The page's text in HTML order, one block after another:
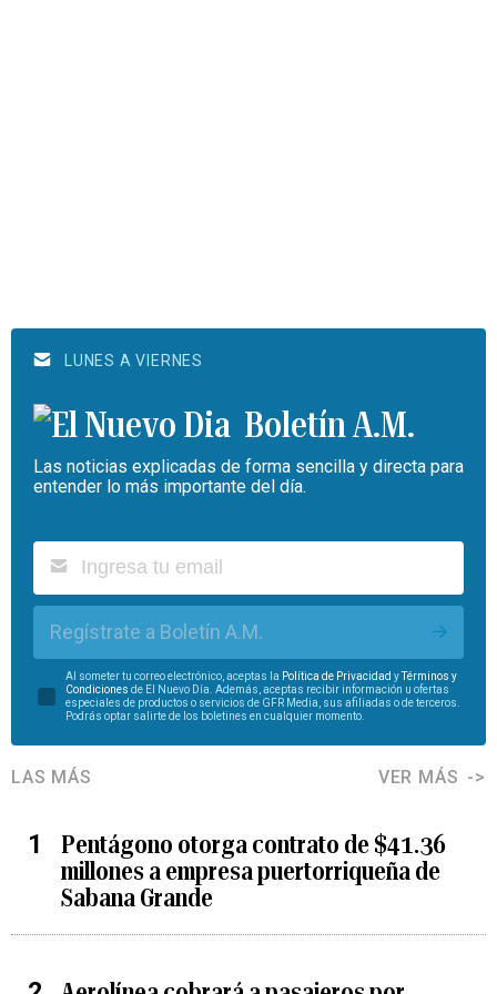
LUNES A VIERNES
Boletín A.M.
Las noticias explicadas de forma sencilla y directa para
entender lo más importante del día.
Regístrate a Boletín A.M.
Al someter tu correo electrónico, aceptas la Política de Privacidad yTérminos y
Condiciones de El Nuevo Día. Además, aceptas recibir información u ofertas
especiales de productos o servicios de GFR Media, sus afiliadas o de terceros.
Podrás optar salirte de los boletines en cualquier momento.
LAS MÁS VER MÁS
Pentágono otorga contrato de $41.36
millones a empresa puertorriqueña de
Sabana Grande